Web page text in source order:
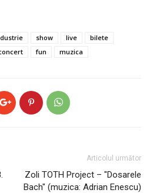
show live
bilete
fun muzica
Articolul următor
Zoli TOTH Project – "Dosarele
Bach" (muzica: Adrian Enescu)